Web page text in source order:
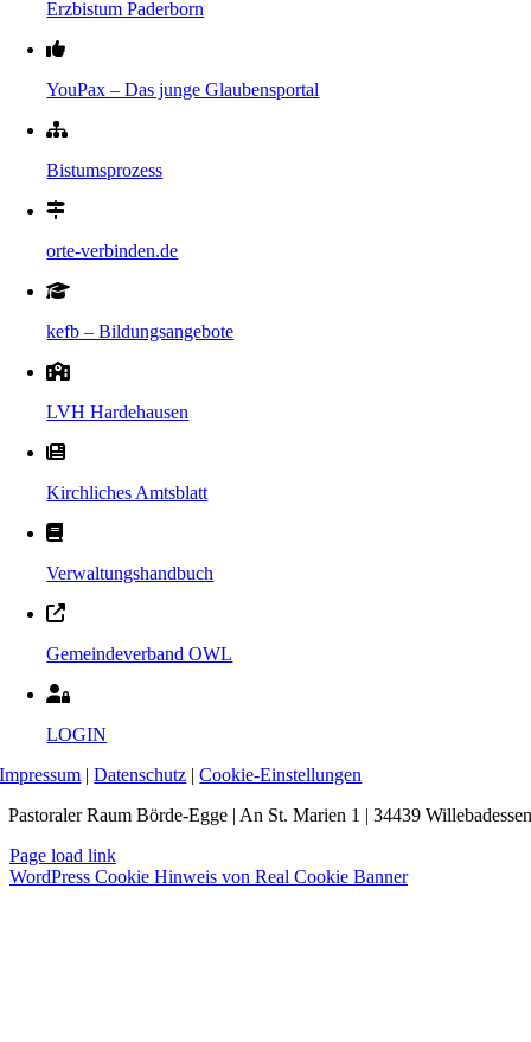
Erzbistum Paderborn
YouPax – Das junge Glaubensportal
Bistumsprozess
orte-verbinden.de
kefb – Bildungsangebote
LVH Hardehausen
Kirchliches Amtsblatt
Verwaltungshandbuch
Gemeindeverband OWL
LOGIN
Impressum |Datenschutz |Cookie-Einstellungen
Pastoraler Raum Börde-Egge | An St. Marien 1 | 34439 Willebadessen
Page load link
WordPress Cookie Hinweis von Real Cookie Banner